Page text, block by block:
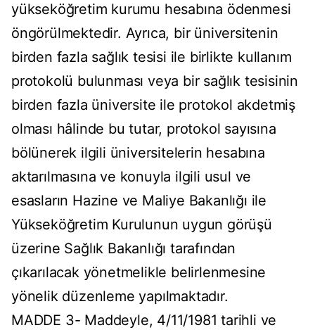
yükseköğretim kurumu hesabına ödenmesi
öngörülmektedir. Ayrıca, bir üniversitenin
birden fazla sağlık tesisi ile birlikte kullanım
protokolü bulunması veya bir sağlık tesisinin
birden fazla üniversite ile protokol akdetmiş
olması hâlinde bu tutar, protokol sayısına
bölünerek ilgili üniversitelerin hesabına
aktarılmasına ve konuyla ilgili usul ve
esasların Hazine ve Maliye Bakanlığı ile
Yükseköğretim Kurulunun uygun görüşü
üzerine Sağlık Bakanlığı tarafından
çıkarılacak yönetmelikle belirlenmesine
yönelik düzenleme yapılmaktadır.
MADDE 3- Maddeyle, 4/11/1981 tarihli ve